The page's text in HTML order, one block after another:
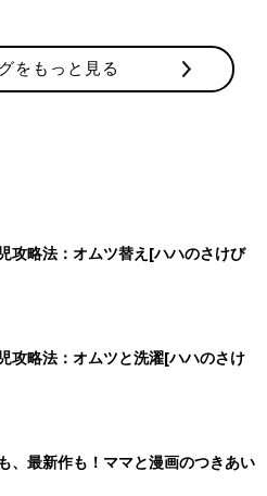
をもっと見る
攻略法：オムツ替え[ハハのさけび
攻略法：オムツと洗濯[ハハのさけ
、最新作も！ママと漫画のつきあい